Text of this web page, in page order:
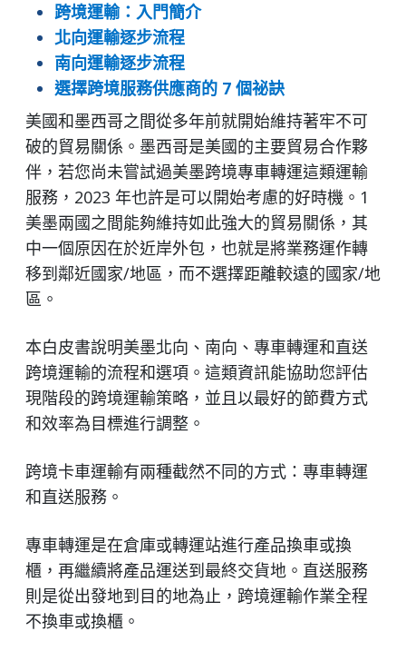
跨境運輸：入門簡介
北向運輸逐步流程
南向運輸逐步流程
選擇跨境服務供應商的 7 個祕訣
美國和墨西哥之間從多年前就開始維持著牢不可
破的貿易關係。墨西哥是美國的主要貿易合作夥
伴，若您尚未嘗試過美墨跨境專車轉運這類運輸
服務，2023 年也許是可以開始考慮的好時機。1
美墨兩國之間能夠維持如此強大的貿易關係，其
中一個原因在於近岸外包，也就是將業務運作轉
移到鄰近國家/地區，而不選擇距離較遠的國家/地
區。
本白皮書說明美墨北向、南向、專車轉運和直送
跨境運輸的流程和選項。這類資訊能協助您評估
現階段的跨境運輸策略，並且以最好的節費方式
和效率為目標進行調整。
跨境卡車運輸有兩種截然不同的方式：專車轉運
和直送服務。
專車轉運是在倉庫或轉運站進行產品換車或換
櫃，再繼續將產品運送到最終交貨地。直送服務
則是從出發地到目的地為止，跨境運輸作業全程
不換車或換櫃。